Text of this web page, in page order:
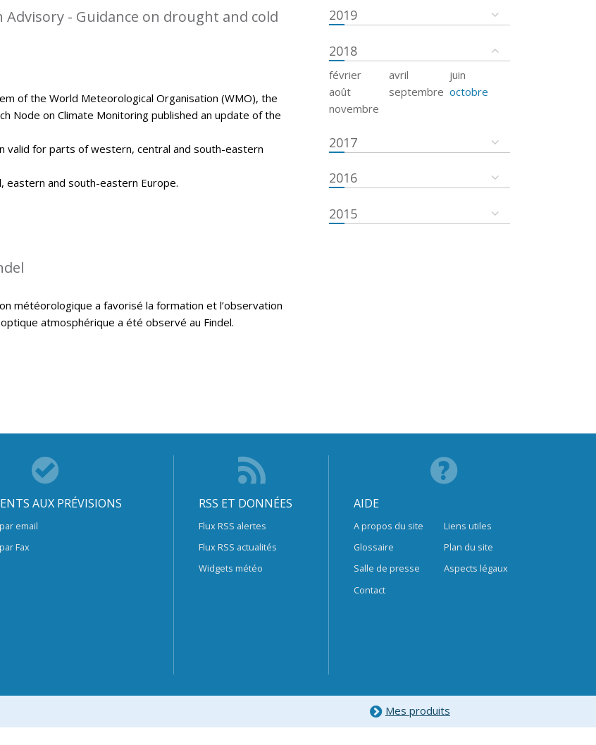
Advisory - Guidance on drought and cold
of the World Meteorological Organisation (WMO), the
Node on Climate Monitoring published an update of the
valid for parts of western, central and south-eastern
eastern and south-eastern Europe.
météorologique a favorisé la formation et l’observation
atmosphérique a été observé au Findel.
2019
2018
février avril
juin
août
septembre octobre
novembre
2017
2016
2015
AUX PRÉVISIONS
email
Fax
RSS ET DONNÉES
Flux RSS alertes
Flux RSS actualités
Widgets météo
AIDE
A propos du site
Glossaire
Salle de presse
Contact
Liens utiles
Plan du site
Aspects légaux
Mes produits